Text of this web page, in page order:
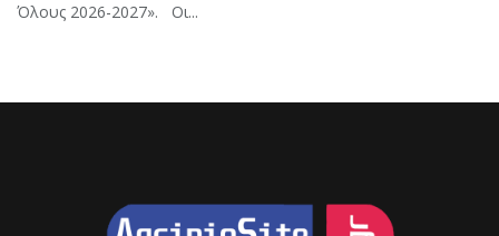
Όλους 2026-2027». Οι...